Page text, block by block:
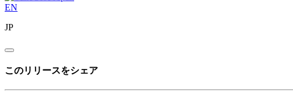
EN
JP
このリリースをシェア